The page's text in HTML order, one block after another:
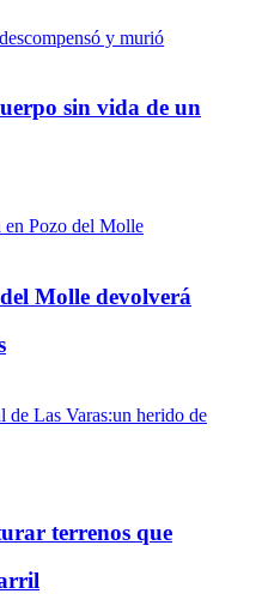
sin vida de un
Molle devolverá
terrenos que